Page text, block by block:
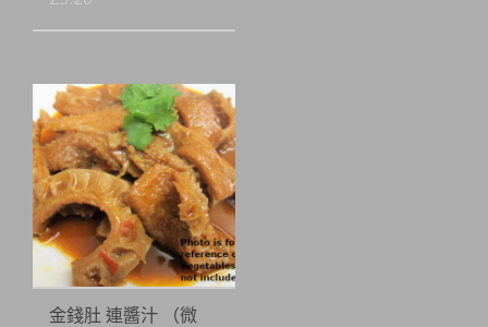
金錢肚 連醬汁 （微